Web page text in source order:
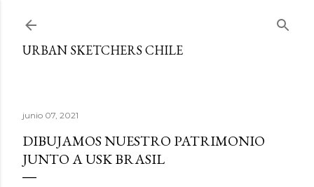
URBAN SKETCHERS CHILE
junio 07, 2021
DIBUJAMOS NUESTRO PATRIMONIO
JUNTO A USK BRASIL